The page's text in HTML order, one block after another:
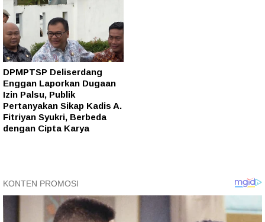
DPMPTSP Deliserdang
Enggan Laporkan Dugaan
Izin Palsu, Publik
Pertanyakan Sikap Kadis A.
Fitriyan Syukri, Berbeda
dengan Cipta Karya